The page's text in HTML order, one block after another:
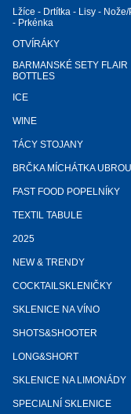
Lžíce - Drtítka - Lisy -
- Prkénka
OTVÍRÁKY
BARMANSKÉ SETY FLAIR
BOTTLES
ICE
WINE
TÁCY STOJANY
BRČKA MÍCHÁTKA
FAST FOOD POPELNÍKY
TEXTIL TABULE
2025
NEW & TRENDY
COCKTAILSKLENIČKY
SKLENICE NA VÍNO
SHOTS&SHOOTER
LONG&SHORT
SKLENICE NA LIMONÁDY
SPECIALNÍ SKLENICE